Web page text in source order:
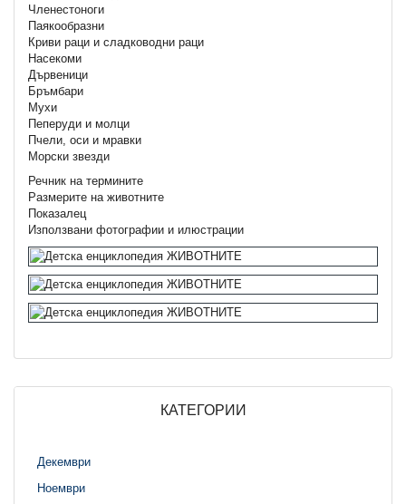
Членестоноги
Паякообразни
Криви раци и сладководни раци
Насекоми
Дървеници
Бръмбари
Мухи
Пеперуди и молци
Пчели, оси и мравки
Морски звезди
Речник на термините
Размерите на животните
Показалец
Използвани фотографии и илюстрации
КАТЕГОРИИ
Декември
Ноември